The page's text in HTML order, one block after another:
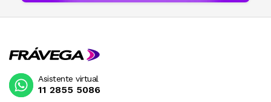
Asistente virtual
11 2855 5086